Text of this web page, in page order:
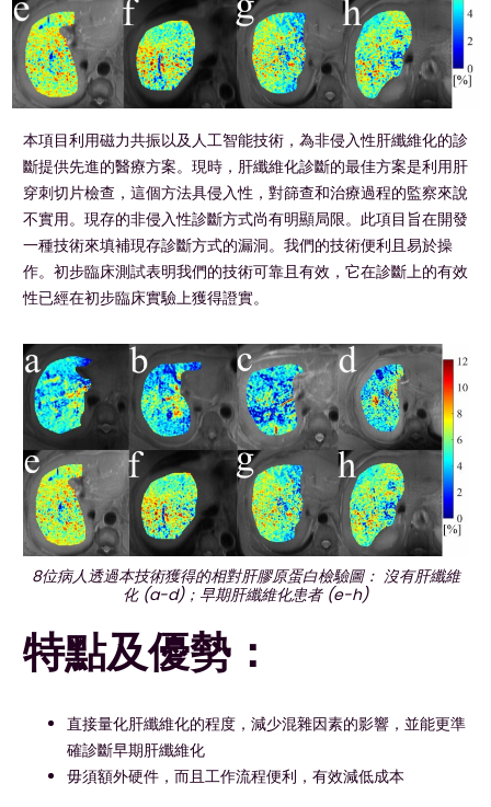
本項目利用磁力共振以及人工智能技術，為非侵入性肝纖維化的診
斷提供先進的醫療方案。現時，肝纖維化診斷的最佳方案是利用肝
穿刺切片檢查，這個方法具侵入性，對篩查和治療過程的監察來說
不實用。現存的非侵入性診斷方式尚有明顯局限。此項目旨在開發
一種技術來填補現存診斷方式的漏洞。我們的技術便利且易於操
作。初步臨床測試表明我們的技術可靠且有效，它在診斷上的有效
性已經在初步臨床實驗上獲得證實。
8位病人透過本技術獲得的相對肝膠原蛋白檢驗圖： 沒有肝纖維
化 (a-d)；早期肝纖維化患者 (e-h)
特點及優勢：
直接量化肝纖維化的程度，減少混雜因素的影響，並能更準
確診斷早期肝纖維化
毋須額外硬件，而且工作流程便利，有效減低成本